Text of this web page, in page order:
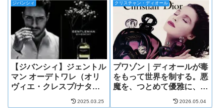
ジバンシィ
【ジバンシィ】ジェントル
マン オーデトワレ（オリ
ヴィエ・クレスプ/ナタリ
2025.03.25
クリスチャン・ディオール
プワゾン｜ディオールが毒
をもって世界を制する。悪
魔を、つとめて優雅に、あ
なたの心に招き入れる香り
2026.05.04